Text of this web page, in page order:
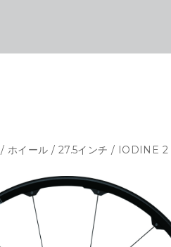
/ホイール / 27.5インチ / IODINE 2